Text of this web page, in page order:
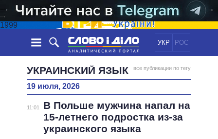
1999
УКР РОС
НОВОСТИ
ЛЕНТА
СОБЫТИЯ
СТАТЬИ
МНЕНИЯ
ЭКОНОМИКА
ОБЩЕСТВО
МИР
ПОЛИТИКИ
ВСЕ ПОЛИТИКИИНФОГРАФИКА
УКРАИНСКИЙ ЯЗЫК все публикации по тегу
19 июля, 2026
11:01
В Польше мужчина напал на
15-летнего подростка из-за
украинского языка